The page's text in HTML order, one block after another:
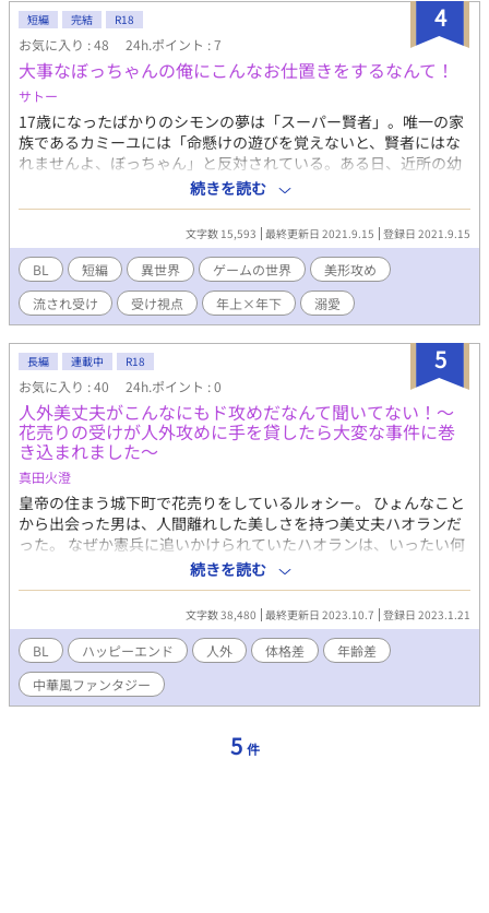
でご注意ください。
4
短編 完結 R18
お気に入り : 48 24h.ポイント : 7
大事なぼっちゃんの俺にこんなお仕置きをするなんて！
サトー
17歳になったばかりのシモンの夢は「スーパー賢者」。唯一の家
族であるカミーユには「命懸けの遊びを覚えないと、賢者にはな
れませんよ、ぼっちゃん」と反対されている。ある日、近所の幼
馴染み・ニコラから「お前の体を賭けて、俺と勝負をしよう」と
誘われたことがカミーユにバレてしまって……。 執着溺愛美形攻
め×流され童顔受けです イチャイチャの後のお仕置きエッチで受
けがとろとろにされる短編。 ※攻めとの前に、別のキャラクター
との薄い絡みあり。 ※この作品はムーンライトノベルズにも掲載
しています。
続きを読む
文字数 15,593 最終更新日 2021.9.15 登録日 2021.9.15
BL 短編 異世界 ゲームの世界
美形攻め
流され受け
受け視点 年上×年下 溺愛
5
長編 連載中 R18
お気に入り : 40 24h.ポイント : 0
人外美丈夫がこんなにもド攻めだなんて聞いてない！～
花売りの受けが人外攻めに手を貸したら大変な事件に巻
き込まれました～
真田火澄
皇帝の住まう城下町で花売りをしているルォシー。 ひょんなこと
から出会った男は、人間離れした美しさを持つ美丈夫ハオランだ
った。 なぜか憲兵に追いかけられていたハオランは、いったい何
者なのか？ ベッドが一台しかないから仕方なく添い寝している
が、落ちないよう抱き寄せてくるし、掛布も八割分けてくれる
し、花籠には変な魔法をかけてくるし本当になんなんだ！！ 顔と
体格が良すぎて心臓ももたない！！ 人外美丈夫攻め×花売り童顔
受け ※R-18シーンを含む話にはタイトルに「☆」をつけていま
す。 ※更新不定期 ※他サイト（小説家になろう、カクヨム）にも
掲載しています。
続きを読む
文字数 38,480 最終更新日 2023.10.7 登録日 2023.1.21
BL ハッピーエンド 人外 体格差
年齢差
中華風ファンタジー
5 件